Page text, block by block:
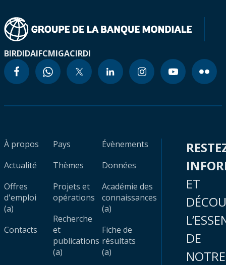
BIRDIDAIFCMIGACIRDI
À propos
Actualité
Offres
d'emploi
(a)
Contacts
Pays
Thèmes
Projets et
opérations
Recherche
et
publications
(a)
Évènements
Données
Académie des
connaissances
(a)
Fiche de
résultats
(a)
ET
DE
NOTRE